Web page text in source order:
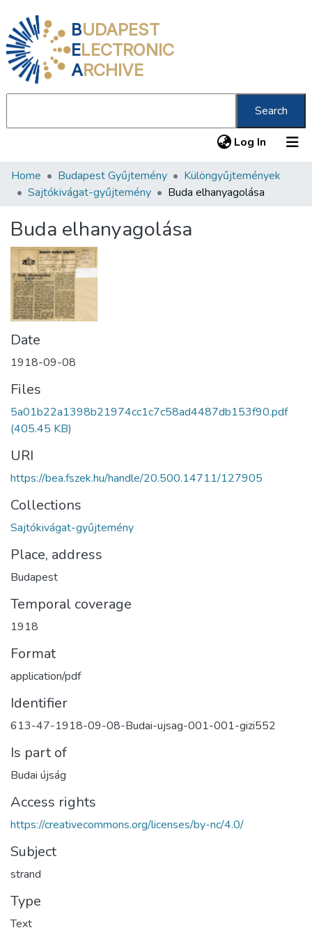
BUDAPEST
ELECTRONIC
ARCHIVE
Search
Log In (current)
Communities & Collections
Statistics
About us
Home Budapest Gyűjtemény
Különgyűjtemények
Sajtókivágat-gyűjtemény
Buda elhanyagolása
Buda elhanyagolása
Date
1918-09-08
Files
5a01b22a1398b21974cc1c7c58ad4487db153f90.pdf
(405.45 KB)
URI
https://bea.fszek.hu/handle/20.500.14711/127905
Collections
Sajtókivágat-gyűjtemény
Place, address
Budapest
Temporal coverage
1918
Format
application/pdf
Identifier
613-47-1918-09-08-Budai-ujsag-001-001-gizi552
Is part of
Budai újság
Access rights
https://creativecommons.org/licenses/by-nc/4.0/
Subject
strand
Type
Text